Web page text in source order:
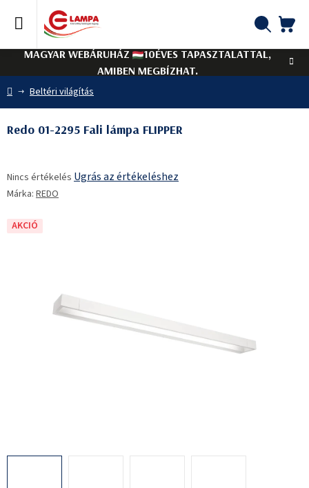
tartalomhoz
MAGYAR WEBÁRUHÁZ
10ÉVES TAPASZTALATTAL,
AMIBEN MEGBÍZHAT.
Kezdőlap
Beltéri világítás
Redo 01-2295 Fali lámpa FLIPPER
termék
átlagos
5-
Nincs értékelés Ugrás az értékeléshez
Márka: REDO
AKCIÓ